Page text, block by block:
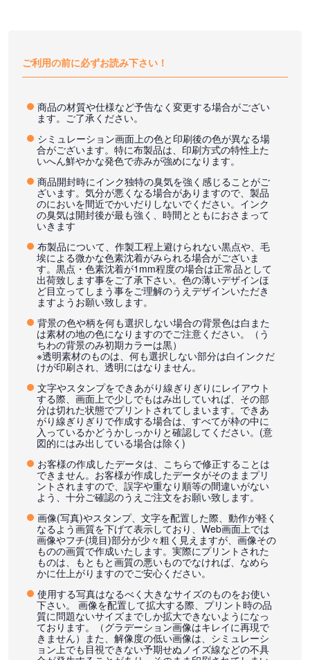
ご利用の前に必ずお読み下さい！
商品の材質や仕様など予告なく変更する場合がござい
ます。ご了承ください。
シミュレーション画面上の色と印刷後の色が異なる場
合がございます。特に布製品は、印刷方式の特性上た
いへん鮮やかな発色で赤みが強めになります。
商品開封時にインク独特の臭気を強く感じることがご
ざいます。気分が悪くなる場合がありますので、製品
のにおいを間近でかいだりしないでください。インク
の臭気は開封後が最も強く、時間とともにおさまって
いきます
布製品について、作製工程上避けられない黒点や、毛
埃による微かな色素沈着がみられる場合がございま
す。黒点・色素沈着が1mm程度の場合は正常品として
出荷致します事をご了承下さい。色の薄いデザインほ
ど目立ってしまう事をご理解のうえデザインいただき
ますようお願い致します。
背景の色や柄を何も選択しない場合の背景色は白また
は素材の地の色になりますのでご注意ください。（う
ちわの背景のみ初期カラーは黒）
※透明素材のものは、何も選択しない部分は白インクだ
けが印刷され、透明にはなりません。
文字やスタンプをできあがり線ぎりぎりにレイアウト
する際、画面上で少しでもはみ出していれば、その部
分は切れた状態でプリントされてしまいます。できあ
がり線ぎりぎりで作成する場合は、すべてが枠の中に
入っているかどうかしっかりと確認してください。(意
図的にはみ出している場合は除く)
お客様の作成したデータは、こちらで修正することは
できません。お客様が作成したデータがそのままプリ
ントされますので、誤字や重なり順等の間違いがない
よう、十分ご確認のうえご注文をお願い致します。
画像(写真)やスタンプ、文字を配置した際、動作が軽く
なるよう画質を下げて表示しており、Web画面上では
画像やフチ(境目)部分が少々粗く見えますが、画像その
ものの画質で作成いたします。実際にプリントされた
ものは、もともと画質の悪いものでなければ、なめら
かに仕上がりますのでご安心ください。
使用する写真はなるべく大きなサイズのものをお使い
下さい。 画像を配置して拡大する際、プリント時の品
質に問題ないサイズまでしか拡大できないようになっ
ております。（グラデーション画像はキレイに再現で
きません）また、解像度の低い画像は、シミュレーシ
ョン上でも目視できない予期せぬノイズ線などの不具